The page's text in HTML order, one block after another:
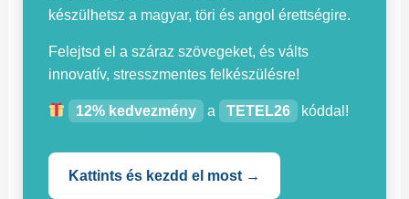
készülhetsz a magyar, töri és angol érettségire.
Felejtsd el a száraz szövegeket, és válts
innovatív, stresszmentes felkészülésre!
12% kedvezmény a TETEL26 kóddal!
Kattints és kezdd el most →